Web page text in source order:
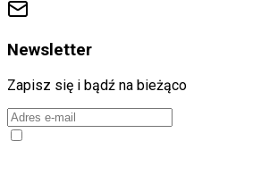
Newsletter
Zapisz się i bądź na bieżąco